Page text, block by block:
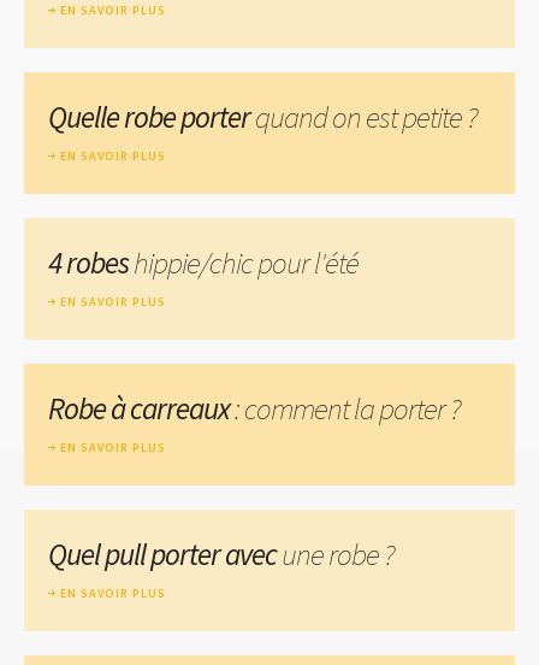
EN SAVOIR PLUS
Quelle robe porterquand on est petite ?
EN SAVOIR PLUS
4 robeshippie/chic pour l'été
EN SAVOIR PLUS
Robe à carreaux: comment la porter ?
EN SAVOIR PLUS
Quel pull porter avecune robe ?
EN SAVOIR PLUS